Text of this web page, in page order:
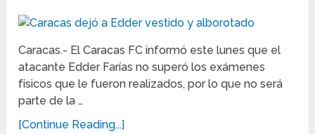
Caracas.- El Caracas FC informó este lunes que el
atacante Edder Farías no superó los exámenes
físicos que le fueron realizados, por lo que no será
parte de la …
[Continue Reading...]